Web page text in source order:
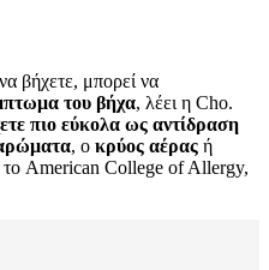
βήχετε, μπορεί να
του βήχα, λέει η Cho.
πιο εύκολα ως αντίδραση
, ο κρύος αέρας ή
American College of Allergy,